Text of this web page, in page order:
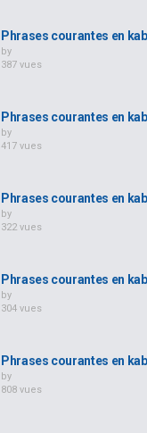
Phrases courantes en
by
387 vues
Phrases courantes en
by
417 vues
Phrases courantes en
by
322 vues
Phrases courantes en
by
304 vues
Phrases courantes en
by
808 vues